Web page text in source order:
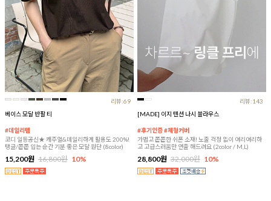
리뷰:69
베이스 모달 반팔 티
#데일리템
코디 일등공신★ 캐주얼&데일리하게 활용도 200%!
탱글/쫀쫀 입는 순간 기분 좋은 모달 원단 (8color)
15,200원 16,800원 10%
리뷰:143
[MADE] 이지 텐션 나시 블라우스
#후기인증 #체형커버
가볍고 쫀쫀한 쉬폰 소재! 노출 걱정 없이 여리여리하
고 고급스러움만 연출 해드려요 (2color / M,L)
28,800원 32,000원 10%